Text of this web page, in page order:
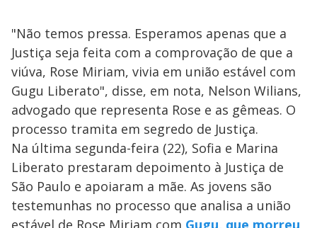
"Não temos pressa. Esperamos apenas que a
Justiça seja feita com a comprovação de que a
viúva, Rose Miriam, vivia em união estável com
Gugu Liberato", disse, em nota, Nelson Wilians,
advogado que representa Rose e as gêmeas. O
processo tramita em segredo de Justiça.
Na última segunda-feira (22), Sofia e Marina
Liberato prestaram depoimento à Justiça de
São Paulo e apoiaram a mãe. As jovens são
testemunhas no processo que analisa a união
estável de Rose Miriam com Gugu, que morreu